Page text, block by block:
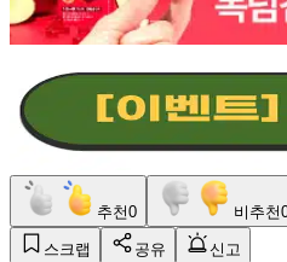
추천0 비추천
스크랩 공유
신고